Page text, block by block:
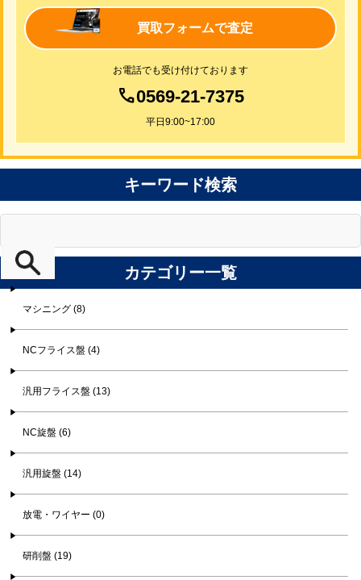
買取フォームで査定
お電話でも受け付けております
0569-21-7375
平日9:00~17:00
キーワード検索
カテゴリー一覧
マシニング (8)
NCフライス盤 (4)
汎用フライス盤 (13)
NC旋盤 (6)
汎用旋盤 (14)
放電・ワイヤー (0)
研削盤 (19)